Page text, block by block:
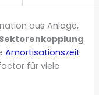
aus Anlage,
Sektorenkopplung
Amortisationszeit
für viele